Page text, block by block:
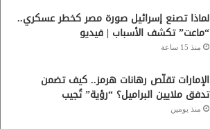
لماذا تصنع إسرائيل صورة مصر كخطر عسكري..
“ماعت” تكشف الأسباب | فيديو
منذ 15 ساعة
الإمارات تقلّص رهانات هرمز.. كيف تضمن
تدفق ملايين البراميل؟ “رؤية” تُجيب
منذ يومين